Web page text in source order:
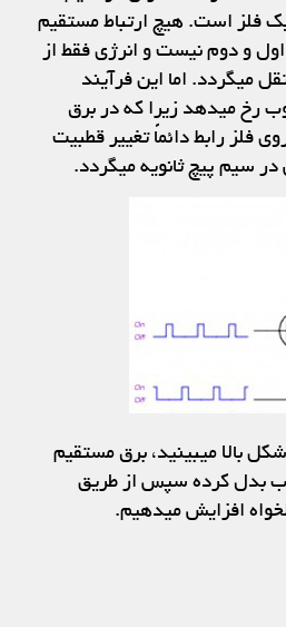
فلز است. هیچ ارتباط مستقیم
و دوم نیست و انرژی فقط از
میگردد. اما این فرآیند
رخ میدهد زیرا که در برق
فلز رابط دائماً تغییر قطبیت
در سیم پیچ ثانویه میگردد.
بالا میبینید، برق مستقیم
بدل کرده سپس از طریق
افزایش میدهیم.